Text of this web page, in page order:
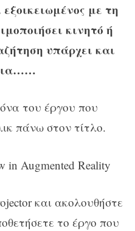
με τη
κινητό ή
υπάρχει και
του έργου που
πάνω στον τίτλο.
in Augmented Reality
και ακολουθήστε
το έργο που